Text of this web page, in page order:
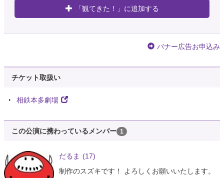
「観てきた！」に追加する
バナー広告お申込み
チケット取扱い
相鉄本多劇場
この公演に携わっているメンバー 1
だるま (17)
制作のスズキです！ よろしくお願いいたします。